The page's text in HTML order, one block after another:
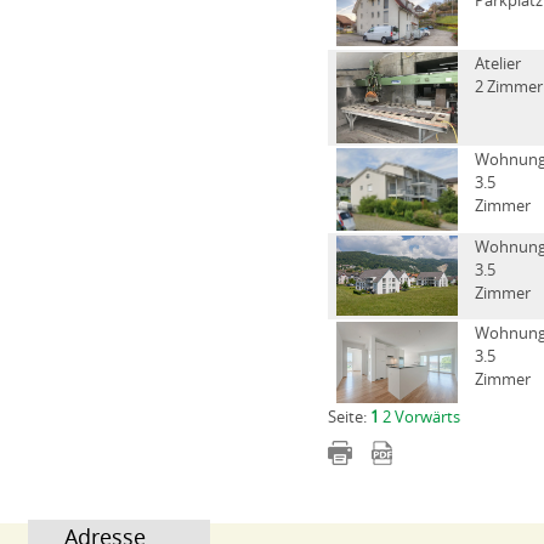
Atelier
2 Zimmer
3.5
Zimmer
3.5
Zimmer
3.5
Zimmer
Seite: 1 2 Vorwärts
Adresse